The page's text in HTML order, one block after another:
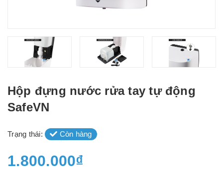
Hộp đựng nước rửa tay tự động
SafeVN
Trạng thái: Còn hàng
1.800.000₫